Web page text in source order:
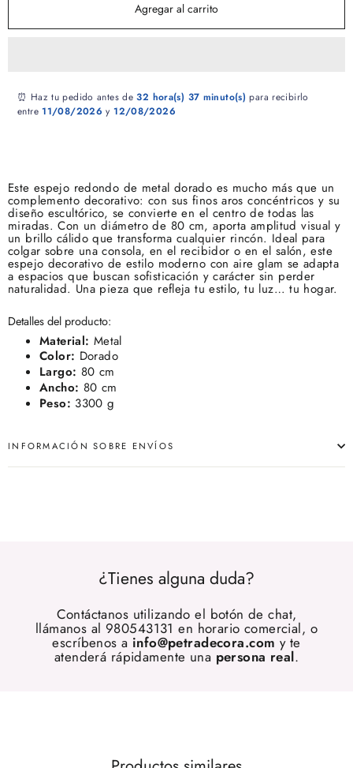
Agregar al carrito
⏰ Haz tu pedido antes de32 hora(s) 37 minuto(s) para recibirlo
entre11/08/2026 y12/08/2026
Este espejo redondo de metal dorado es mucho más que un
complemento decorativo: con sus finos aros concéntricos y su
diseño escultórico, se convierte en el centro de todas las
miradas. Con un diámetro de 80 cm, aporta amplitud visual y
un brillo cálido que transforma cualquier rincón. Ideal para
colgar sobre una consola, en el recibidor o en el salón, este
espejo decorativo de estilo moderno con aire glam se adapta
a espacios que buscan sofisticación y carácter sin perder
naturalidad. Una pieza que refleja tu estilo, tu luz… tu hogar.
Detalles del producto:
Material: Metal
Color: Dorado
Largo: 80 cm
Ancho: 80 cm
Peso: 3300 g
INFORMACIÓN SOBRE ENVÍOS
¿Tienes alguna duda?
Contáctanos utilizando el botón de chat,
llámanos al 980543131 en horario comercial, o
escríbenos a info@petradecora.com y te
atenderá rápidamente una persona real.